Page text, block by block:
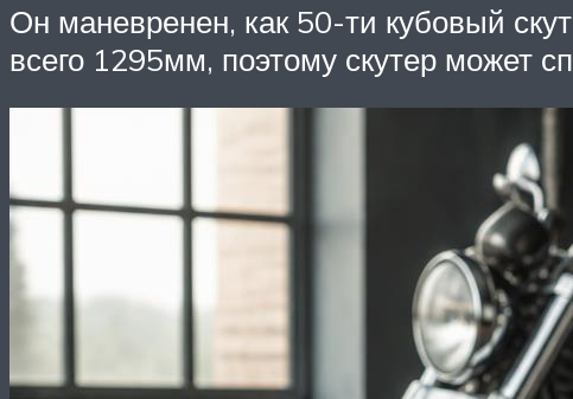
Он маневренен, как 50-ти кубовый
всего 1295мм, поэтому скутер может